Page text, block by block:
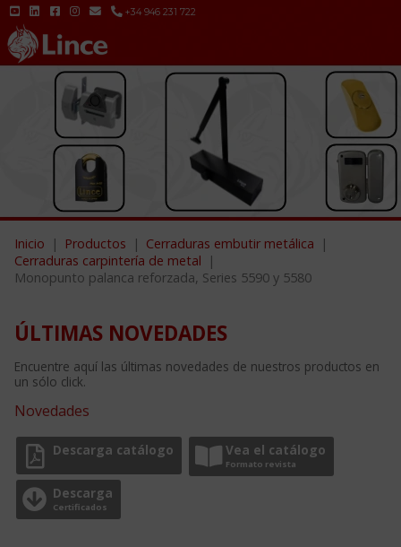
+34 946 231 722
Inicio Productos
Cerraduras embutir metálica
Cerraduras carpintería de metal
Monopunto palanca reforzada, Series 5590 y 5580
ÚLTIMAS NOVEDADES
Encuentre aquí las últimas novedades de nuestros productos en
un sólo click.
Novedades
Descarga catálogo Vea el catálogo
Formato revista
Descarga
Certificados